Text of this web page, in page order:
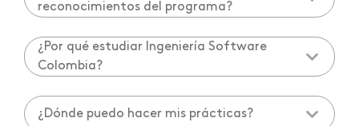
reconocimientos del programa?
¿Por qué estudiar Ingeniería Software
Colombia?
¿Dónde puedo hacer mis prácticas?